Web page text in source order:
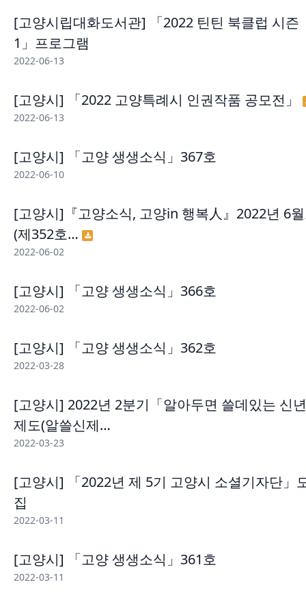
[고양시립대화도서관] 「2022 틴틴 북클럽 시즌
1」프로그램
2022-06-13
[고양시] 「2022 고양특례시 인권작품 공모전」
2022-06-13
[고양시] 「고양 생생소식」367호
2022-06-10
[고양시]『고양소식, 고양in 행복人』2022년 6
(제352호…
2022-06-02
[고양시] 「고양 생생소식」366호
2022-06-02
[고양시] 「고양 생생소식」362호
2022-03-28
[고양시] 2022년 2분기「알아두면 쓸데있는 신년
제도(알쓸신제…
2022-03-23
[고양시] 「2022년 제 5기 고양시 소셜기자단」
집
2022-03-11
[고양시] 「고양 생생소식」361호
2022-03-11